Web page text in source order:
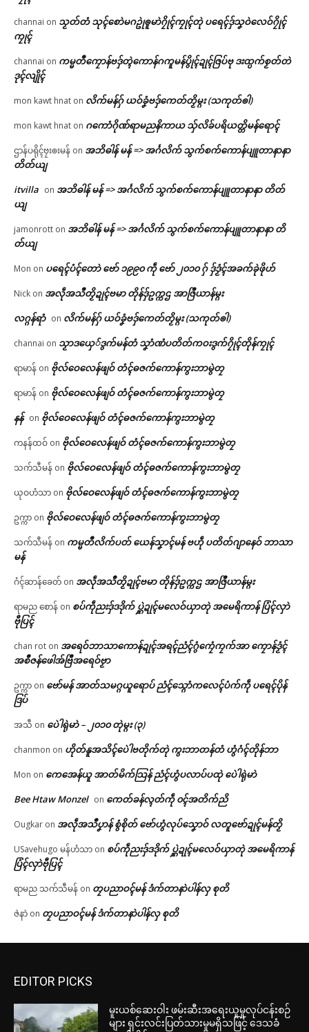
channai on သၟတ်တံ သုၚ်စောဲမဂဥုဲၜူမာဲဂၠိုၚ်ကၠုၚ်တုဲ ပရေၚ်ဒှ်သၞဝဲလေဝ်ဂၠိုၚ်
ကၠုၚ်
channai on ကမ္မတဳကၠောန်ဗဒှ်တ္ၚဲကောန်ဂကူမန်ပွိုၚ်ဍုၚ်ဇြပ်ဗု ဒးထ္ပက်စၟတ်တဲ
ဒုၚ်လျိုၚ်
mon kawt hnat on လိက်မန်ဂှ် ယဝ်ခၞံဗဒှ်ကေတ်တၟိမ္ဂး (သကုတ်ၜါ)
mon kawt hnat on ဂကောံဂိုဏ်ရာမညနိကာယ သှ်လိခ်ပရိယတ္တိမန်ရောၚ်
ဌာန်ပရိုၚ်ဗၠးၜးမန် on အဘိဓါန် မန် => အၚ်္ဂလိက် သွက်စက်ကောန်ပျူတာနာနာ
တိတ်ယျ
itvilla on အဘိဓါန် မန် => အၚ်္ဂလိက် သွက်စက်ကောန်ပျူတာနာနာ တိတ်
ယျ
jamonrott on အဘိဓါန် မန် => အၚ်္ဂလိက် သွက်စက်ကောန်ပျူတာနာနာ တိ
တ်ယျ
Mon on ပရေၚ်ပံၚ်တောဲ ဗော် ၁၉၉၀ ကဵု ဗော် ၂၀၁၀ ဂှ် ဒှ်ဒၟံၚ်အခက်ခုဲဖိုဟ်
Nick on အလဵုအသဳတၟိဍုၚ်ဗမာ တိုန်ဒှ်ဥက္ကဌ အာဇြဳယာန်မ္ဂး
လဂ္ဂန်ရာံ on လိက်မန်ဂှ် ယဝ်ခၞံဗဒှ်ကေတ်တၟိမ္ဂး (သကုတ်ၜါ)
channai on သၟာဒယှေ်ဒွက်မန်တံ သၞာံဏံပတိတ်ကဝးဒွက်ဂၠိုၚ်တိုန်ကၠုၚ်
ရာမာန် on ဗိုလ်ဝေလေန်ဖျဝ် တံၚ်ဓဇက်ကောန်ကွးဘာမွဲတၠ
ရာမာန် on ဗိုလ်ဝေလေန်ဖျဝ် တံၚ်ဓဇက်ကောန်ကွးဘာမွဲတၠ
နန် on ဗိုလ်ဝေလေန်ဖျဝ် တံၚ်ဓဇက်ကောန်ကွးဘာမွဲတၠ
ကနန်ထဝ် on ဗိုလ်ဝေလေန်ဖျဝ် တံၚ်ဓဇက်ကောန်ကွးဘာမွဲတၠ
သက်သီမန် on ဗိုလ်ဝေလေန်ဖျဝ် တံၚ်ဓဇက်ကောန်ကွးဘာမွဲတၠ
ယုဝဟံသာ on ဗိုလ်ဝေလေန်ဖျဝ် တံၚ်ဓဇက်ကောန်ကွးဘာမွဲတၠ
ဥက္ကာ on ဗိုလ်ဝေလေန်ဖျဝ် တံၚ်ဓဇက်ကောန်ကွးဘာမွဲတၠ
သက်သီမန် on ကမ္မတဳလိက်ပတ် ယေန်သၞာၚ်မန် ဗဟဵု ပတိတ်ဂျာနေဝ် ဘာသာ
မန်
ဂံၚ်ဆာန်ခေတ် on အလဵုအသဳတၟိဍုၚ်ဗမာ တိုန်ဒှ်ဥက္ကဌ အာဇြဳယာန်မ္ဂး
ရာမည စောန် on စပ်ကဵုညးဒှ်ဒဒိုက် ပ္ဋဲဍုၚ်မလေဝ်ယှာတုဲ အမေရိကာန် ပြံၚ်လှာဲ
ဗီုပြၚ်
chan rot on အရေဝ်ဘာသာကောန်ဍုၚ်အရၚ်ညံၚ်ဂွံကၠေံကၠက်အာ ကၠောန်ဒၟံၚ်
အစဳဇန်ဖေါအ်ဗြဳအရေဝ်ဗၟာ
ဥက္ကာ on ဗော်မန် အာတ်သမဂ္ဂယူရောပ် ညံၚ်သ္ဂောံကလေၚ်ပံက်ကဵု ပရေၚ်ပိုန်
ဒြပ်
အသီ on ပေဲါရုဲမာဲ – ၂၀၁၀ တုဲမ္ဂး (၃)
chanmon on ဟိုတ်နူအသိၚ်ပေဲါဗတိုက်တုဲ ကွးဘာတန်တံ ဟွံဂံၚ်တိုန်ဘာ
Mon on ကေအေန်ယူ အာတ်မိက်သြန် ညံၚ်ဟွံပလာပ်ပထုဲ ပေဲါရုဲမာဲ
Bee Htaw Monzel on ကေတ်ခန်လ္ၚတ်ကဵု ၀ၚ်အတိက်ညိ
Ougkar on အလဵုအသဳပၞာန် စွံစိုတ် ဗော်ဟွံလုပ်သၞောဝ် လတူဗော်ဍုၚ်မန်တၟိ
USavehugo မန်ဟံသာ on စပ်ကဵုညးဒှ်ဒဒိုက် ပ္ဋဲဍုၚ်မလေဝ်ယှာတုဲ အမေရိကာန်
ပြံၚ်လှာဲဗီုပြၚ်
ရာမည သက်သီမန် on တၠပညာဝၚ်မန် ဒံက်တာနာဲပါန်လှ စုတိ
ဇဲနာဲ on တၠပညာဝၚ်မန် ဒံက်တာနာဲပါန်လှ စုတိ
EDITOR PICKS
မူးယစ်ဆေးဝါး ဖမ်းဆီးအရေးယူမှုလုပ်ငန်းစဉ်
များ ရှင်းလင်းပြတ်သားမှုမရှိသဖြင့် ဒေသခံ